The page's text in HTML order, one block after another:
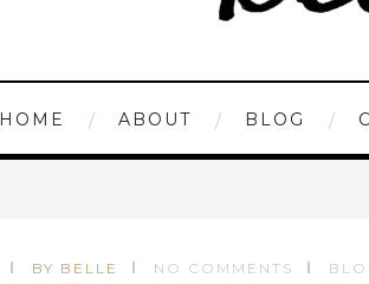
HOME ABOUT BLOG
BY BELLE NO COMMENTS